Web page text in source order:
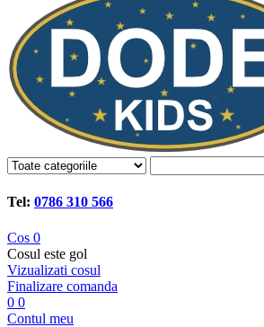
Tel: 0786 310 566
Cos 0
Cosul este gol
Vizualizati cosul
Finalizare comanda
0 0
Contul meu